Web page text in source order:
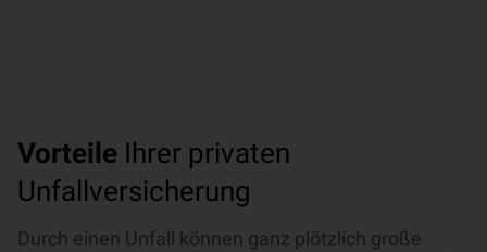
Vorteile Ihrer privaten
Unfallversicherung
Durch einen Unfall können ganz plötzlich große